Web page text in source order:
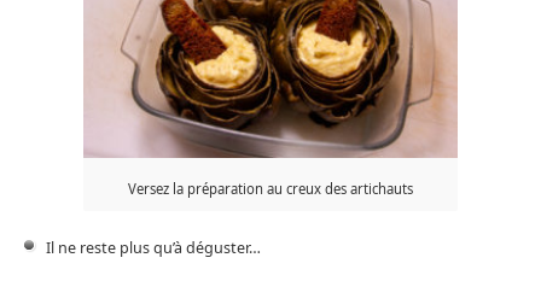
Versez la préparation au creux des artichauts
Il ne reste plus qu’à déguster…